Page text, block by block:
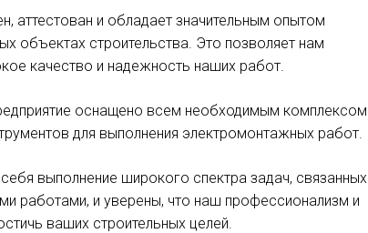
аттестован и обладает значительным опытом
объектах строительства. Это позволяет нам
качество и надежность наших работ.
оснащено всем необходимым комплексом
для выполнения электромонтажных работ.
выполнение широкого спектра задач, связанных
работами, и уверены, что наш профессионализм и
ваших строительных целей.